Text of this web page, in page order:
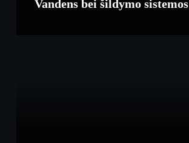
Vandens bei šildymo sistemos